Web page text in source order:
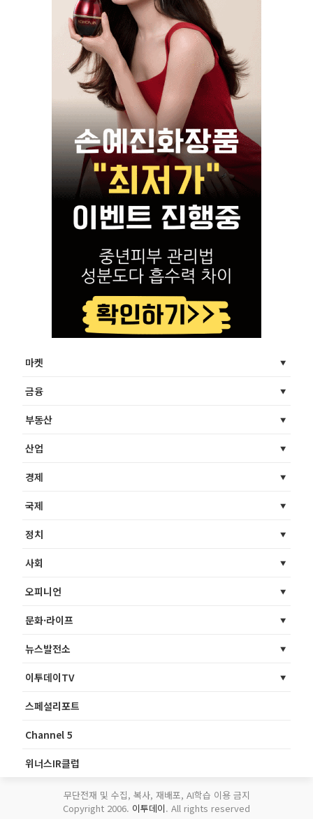
마켓
금융
부동산
산업
경제
국제
정치
사회
오피니언
문화·라이프
뉴스발전소
이투데이TV
스페셜리포트
Channel 5
위너스IR클럽
무단전재 및 수집, 복사, 재배포, AI학습 이용 금지
Copyright 2006. 이투데이. All rights reserved